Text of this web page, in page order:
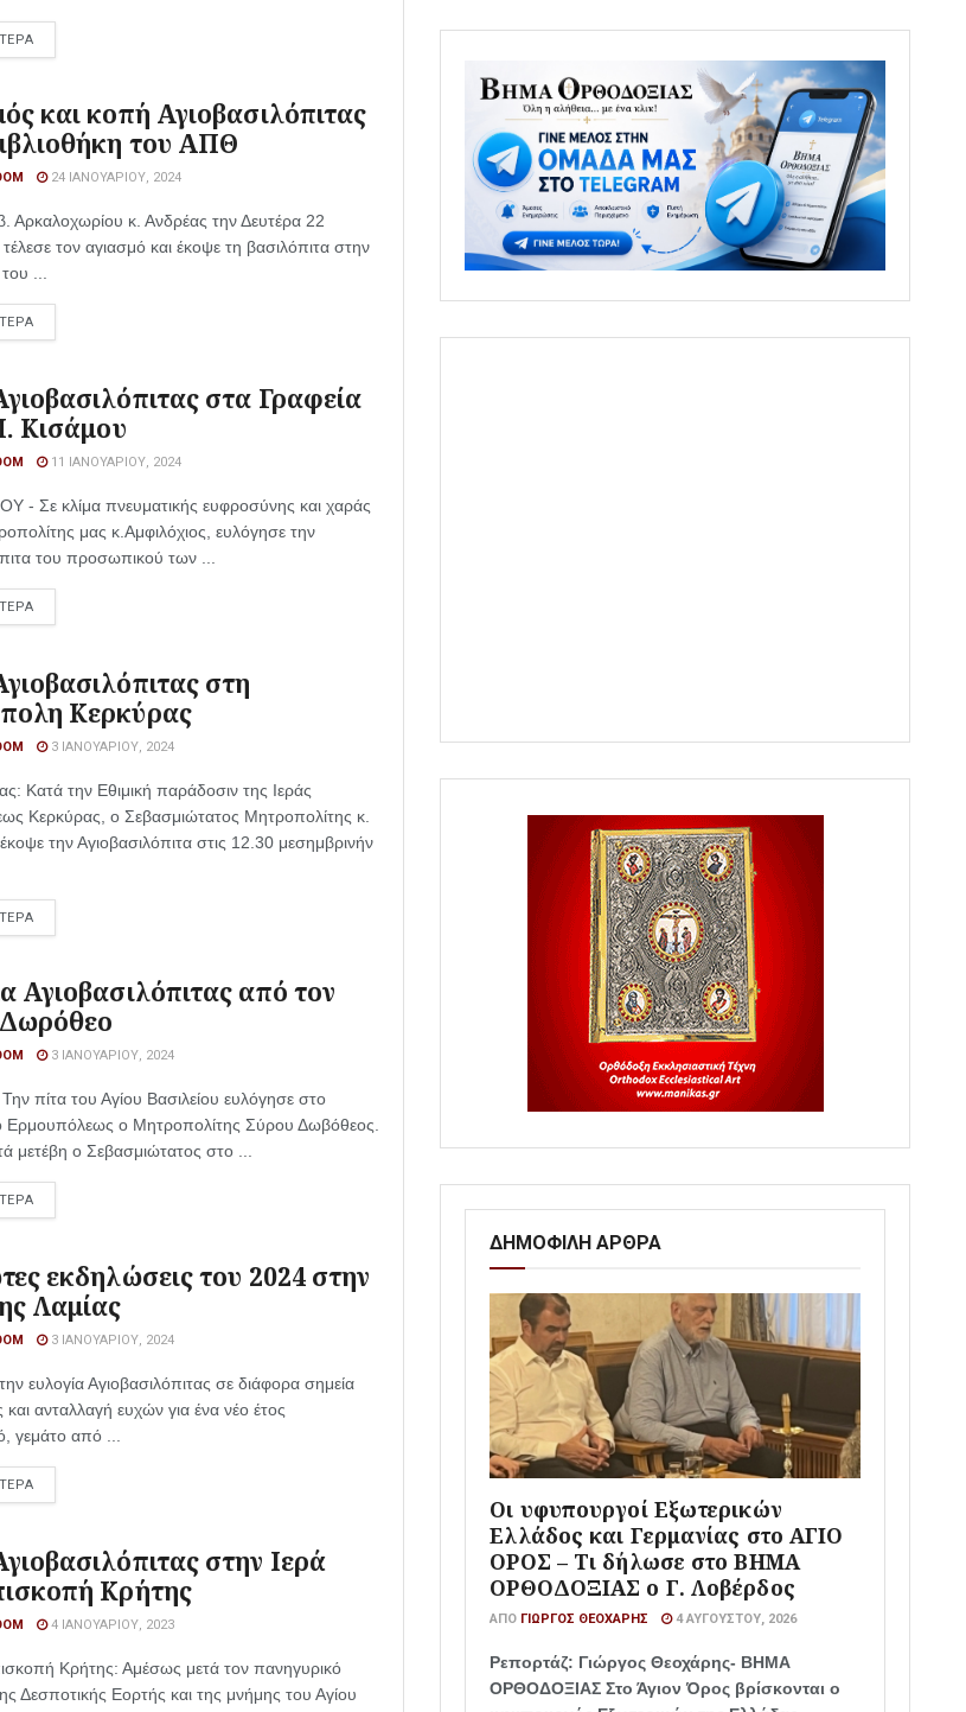
και κοπή Αγιοβασιλόπιτας
του ΑΠΘ
24 ΙΑΝΟΥΑΡΊΟΥ, 2024
κ. Ανδρέας την Δευτέρα 22
τέλεσε τον αγιασμό και έκοψε τη βασιλόπιτα στην
...
στα Γραφεία
Κισάμου
11 ΙΑΝΟΥΑΡΊΟΥ, 2024
- Σε κλίμα πνευματικής ευφροσύνης και χαράς
μας κ.Αμφιλόχιος, ευλόγησε την
του προσωπικού των ...
στη
Κερκύρας
3 ΙΑΝΟΥΑΡΊΟΥ, 2024
Κατά την Εθιμική παράδοσιν της Ιεράς
Κερκύρας, ο Σεβασμιώτατος Μητροπολίτης κ.
την Αγιοβασιλόπιτα στις 12.30 μεσημβρινήν
Αγιοβασιλόπιτας από τον
3 ΙΑΝΟΥΑΡΊΟΥ, 2024
πίτα του Αγίου Βασιλείου ευλόγησε στο
Ερμουπόλεως ο Μητροπολίτης Σύρου Δωβόθεος.
μετέβη ο Σεβασμιώτατος στο ...
εκδηλώσεις του 2024 στην
Λαμίας
3 ΙΑΝΟΥΑΡΊΟΥ, 2024
ευλογία Αγιοβασιλόπιτας σε διάφορα σημεία
ανταλλαγή ευχών για ένα νέο έτος
γεμάτο από ...
στην Ιερά
Κρήτης
4 ΙΑΝΟΥΑΡΊΟΥ, 2023
Κρήτης: Αμέσως μετά τον πανηγυρικό
Δεσποτικής Εορτής και της μνήμης του Αγίου
ΔΗΜΟΦΙΛΗ ΑΡΘΡΑ
Οι υφυπουργοί Εξωτερικών
Ελλάδος και Γερμανίας στο ΑΓΙΟ
ΟΡΟΣ – Τι δήλωσε στο ΒΗΜΑ
ΟΡΘΟΔΟΞΙΑΣ ο Γ. Λοβέρδος
ΑΠΌ ΓΙΏΡΓΟΣ ΘΕΟΧΆΡΗΣ 4 ΑΥΓΟΎΣΤΟΥ, 2026
Ρεπορτάζ: Γιώργος Θεοχάρης- ΒΗΜΑ
ΟΡΘΟΔΟΞΙΑΣ Στο Άγιον Όρος βρίσκονται ο